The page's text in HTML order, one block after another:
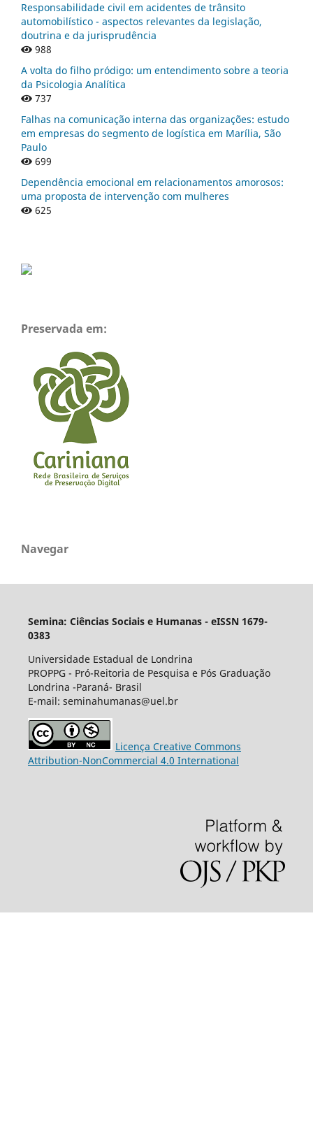
Responsabilidade civil em acidentes de trânsito
automobilístico - aspectos relevantes da legislação,
doutrina e da jurisprudência
988
A volta do filho pródigo: um entendimento sobre a teoria
da Psicologia Analítica
737
Falhas na comunicação interna das organizações: estudo
em empresas do segmento de logística em Marília, São
Paulo
699
Dependência emocional em relacionamentos amorosos:
uma proposta de intervenção com mulheres
625
Preservada em:
Navegar
Semina: Ciências Sociais e Humanas - eISSN 1679-
0383
Universidade Estadual de Londrina
PROPPG - Pró-Reitoria de Pesquisa e Pós Graduação
Londrina -Paraná- Brasil
E-mail: seminahumanas@uel.br
Licença Creative Commons
Attribution-NonCommercial 4.0 International